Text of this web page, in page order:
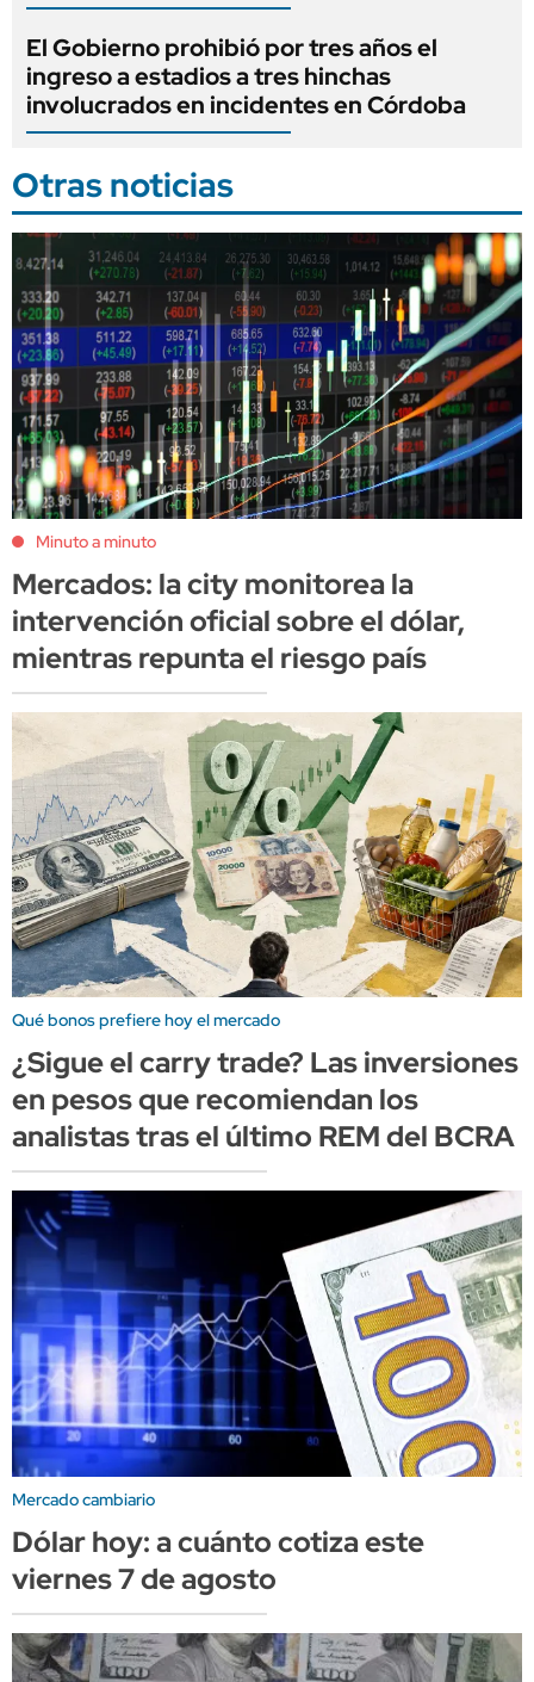
El Gobierno prohibió por tres años el
ingreso a estadios a tres hinchas
involucrados en incidentes en Córdoba
Otras noticias
Minuto a minuto
Mercados: la city monitorea la
intervención oficial sobre el dólar,
mientras repunta el riesgo país
Qué bonos prefiere hoy el mercado
¿Sigue el carry trade? Las inversiones
en pesos que recomiendan los
analistas tras el último REM del BCRA
Mercado cambiario
Dólar hoy: a cuánto cotiza este
viernes 7 de agosto